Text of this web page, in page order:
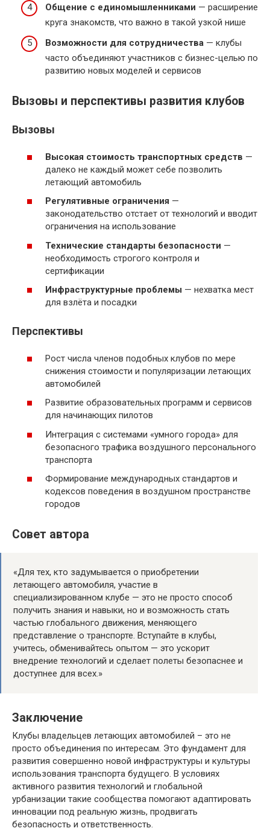
Общение с единомышленниками — расширение
круга знакомств, что важно в такой узкой нише
Возможности для сотрудничества — клубы
часто объединяют участников с бизнес-целью по
развитию новых моделей и сервисов
Вызовы и перспективы развития клубов
Вызовы
Высокая стоимость транспортных средств —
далеко не каждый может себе позволить
летающий автомобиль
Регулятивные ограничения —
законодательство отстает от технологий и вводит
ограничения на использование
Технические стандарты безопасности —
необходимость строгого контроля и
сертификации
Инфраструктурные проблемы — нехватка мест
для взлёта и посадки
Перспективы
Рост числа членов подобных клубов по мере
снижения стоимости и популяризации летающих
автомобилей
Развитие образовательных программ и сервисов
для начинающих пилотов
Интеграция с системами «умного города» для
безопасного трафика воздушного персонального
транспорта
Формирование международных стандартов и
кодексов поведения в воздушном пространстве
городов
Совет автора
«Для тех, кто задумывается о приобретении
летающего автомобиля, участие в
специализированном клубе — это не просто способ
получить знания и навыки, но и возможность стать
частью глобального движения, меняющего
представление о транспорте. Вступайте в клубы,
учитесь, обменивайтесь опытом — это ускорит
внедрение технологий и сделает полеты безопаснее и
доступнее для всех.»
Заключение
Клубы владельцев летающих автомобилей – это не
просто объединения по интересам. Это фундамент для
развития совершенно новой инфраструктуры и культуры
использования транспорта будущего. В условиях
активного развития технологий и глобальной
урбанизации такие сообщества помогают адаптировать
инновации под реальную жизнь, продвигать
безопасность и ответственность.